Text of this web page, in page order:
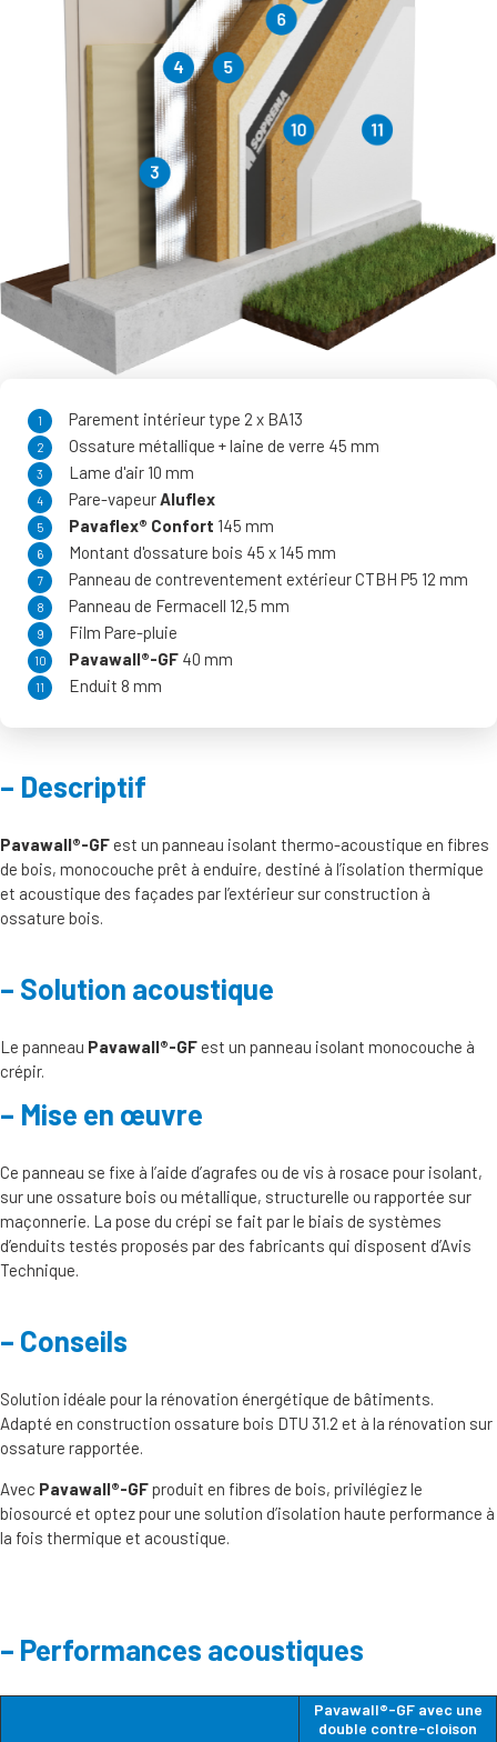
Parement intérieur type 2 x BA13
Ossature métallique + laine de verre 45 mm
Lame d'air 10 mm
Pare-vapeurAluflex
Pavaflex® Confort 145 mm
Montant d'ossature bois 45 x 145 mm
Panneau de contreventement extérieur CTBH P5 12 mm
Panneau de Fermacell 12,5 mm
Film Pare-pluie
Pavawall®-GF 40 mm
Enduit 8 mm
Descriptif
Pavawall®-GFest un panneau isolant thermo-acoustique en fibres
de bois, monocouche prêt à enduire, destiné à l’isolation thermique
et acoustique des façades par l’extérieur sur construction à
ossature bois.
Solution acoustique
Le panneau Pavawall®-GFest un panneau isolant monocouche à
crépir.
Mise en œuvre
Ce panneau se fixe à l’aide d’agrafes ou de vis à rosace pour isolant,
sur une ossature bois ou métallique, structurelle ou rapportée sur
maçonnerie. La pose du crépi se fait par le biais de systèmes
d’enduits testés proposés par des fabricants qui disposent d’Avis
Technique.
Conseils
Solution idéale pour la rénovation énergétique de bâtiments.
Adapté en construction ossature bois DTU 31.2 et à la rénovation sur
ossature rapportée.
Avec Pavawall®-GFproduit en fibres de bois, privilégiez le
biosourcé et optez pour une solution d’isolation haute performance à
la fois thermique et acoustique.
Performances acoustiques
Pavawall®-GF avec une
double contre-cloison